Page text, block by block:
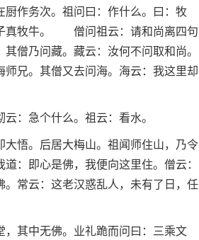
作务次。祖问曰：作什么。曰：牧
真牧牛。 僧问祖云：请和尚离四句
僧乃问藏。藏云：汝何不问取和尚。
兄。其僧又去问海。海云：我这里却
：急个什么。祖云：看水。
悟。后居大梅山。祖闻师住山，乃令
：即心是佛，我便向这里住。僧云：
常云：这老汉惑乱人，未有了日，任
其中无佛。业礼跪而问曰：三乘文